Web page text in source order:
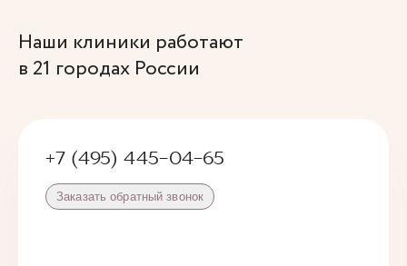
Наши клиники работают
в 21 городах России
+7 (495) 445-04-65
Заказать обратный звонок